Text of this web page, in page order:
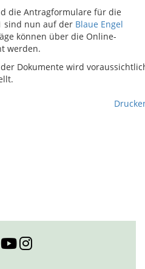
die Antragformulare für die
sind nun auf der Blaue Engel
können über die Online-
werden.
Dokumente wird